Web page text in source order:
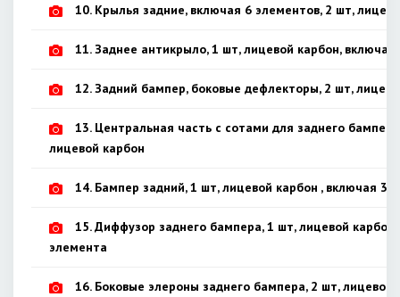
10. Крылья задние, включая 6 элементов, 2 шт,
11. Заднее антикрыло, 1 шт, лицевой карбон,
12. Задний бампер, боковые дефлекторы, 2 шт,
13. Центральная часть с сотами для заднего
лицевой карбон
14. Бампер задний, 1 шт, лицевой карбон , включая 3
15. Диффузор заднего бампера, 1 шт, лицевой
элемента
16. Боковые элероны заднего бампера, 2 шт, лицевой